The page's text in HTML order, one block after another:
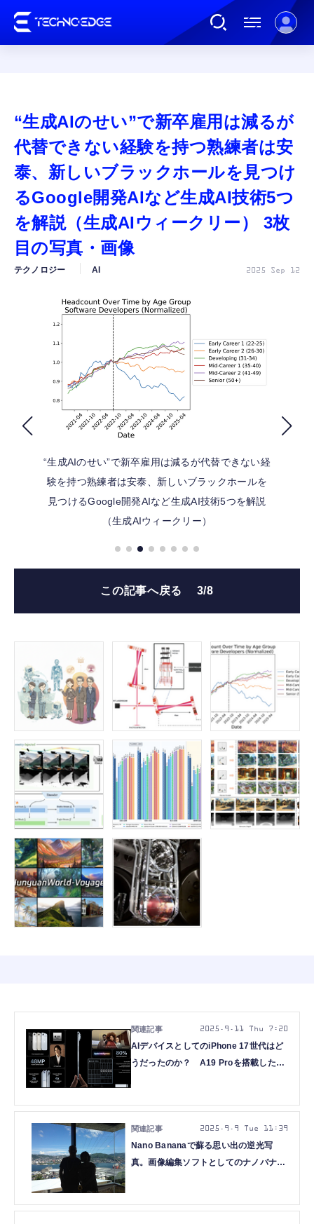
AI
ガジェット
ゲーム
公式ストア
FOLLOW US
“生成AIのせい”で新卒雇用は減るが
代替できない経験を持つ熟練者は安
泰、新しいブラックホールを見つけ
るGoogle開発AIなど生成AI技術5つ
を解説（生成AIウィークリー） 3枚
目の写真・画像
テクノロジー AI 2025 Sep 12
“生成AIのせい”で新卒雇用は減るが代替できない経
験を持つ熟練者は安泰、新しいブラックホールを
見つけるGoogle開発AIなど生成AI技術5つを解説
（生成AIウィークリー）
この記事へ戻る 3/8
AIデバイスとしてのiPhone 17世代はど
うだったのか？ A19 Proを搭載した
2025.9.11 Thu 7:20
Nano Bananaで蘇る思い出の逆光写
真。画像編集ソフトとしてのナノバナナ
2025.9.9 Tue 11:39